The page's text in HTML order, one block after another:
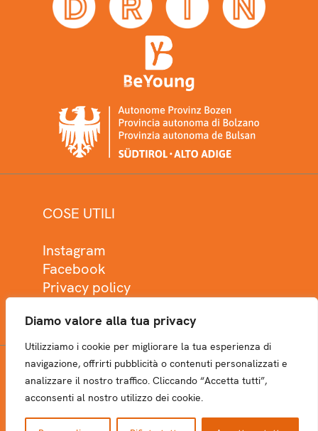
Diamo valore alla tua privacy
Utilizziamo i cookie per migliorare la tua esperienza di
navigazione, offrirti pubblicità o contenuti personalizzati e
analizzare il nostro traffico. Cliccando “Accetta tutti”,
acconsenti al nostro utilizzo dei cookie.
COSE UTILI
Instagram
Facebook
Privacy policy
NEWSLETTER